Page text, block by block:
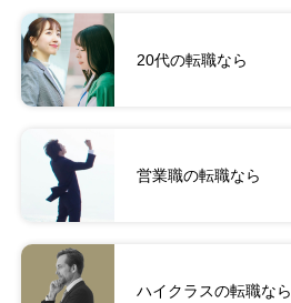
20代の転職なら
営業職の転職なら
ハイクラスの転職なら